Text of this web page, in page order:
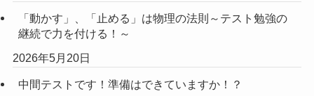
「動かす」、「止める」は物理の法則～テスト勉強の
継続で力を付ける！～
2026年5月20日
中間テストです！準備はできていますか！？